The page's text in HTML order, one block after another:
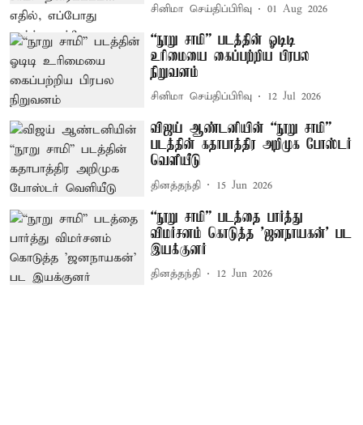
சினிமா செய்திப்பிரிவு 01 Aug 2026
“நூறு சாமி” படத்தின் ஓடிடி
உரிமையை கைப்பற்றிய பிரபல
நிறுவனம்
சினிமா செய்திப்பிரிவு 12 Jul 2026
விஜய் ஆண்டனியின் “நூறு சாமி”
படத்தின் கதாபாத்திர அறிமுக போஸ்டர்
வெளியீடு
தினத்தந்தி 15 Jun 2026
“நூறு சாமி” படத்தை பார்த்து
விமர்சனம் கொடுத்த 'ஜனநாயகன்' பட
இயக்குனர்
தினத்தந்தி 12 Jun 2026